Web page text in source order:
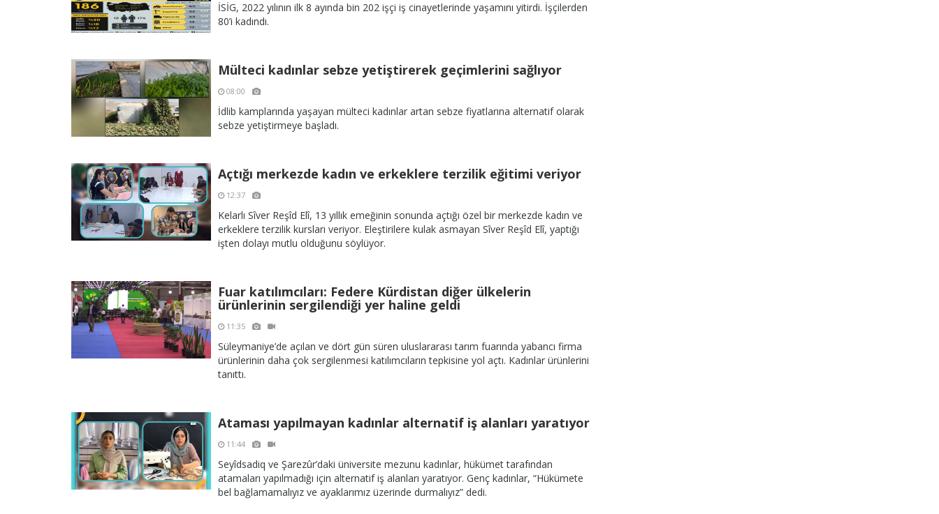
İSİG, 2022 yılının ilk 8 ayında bin 202 işçi iş cinayetlerinde yaşamını yitirdi. İşçilerden
80’i kadındı.
Mülteci kadınlar sebze yetiştirerek geçimlerini sağlıyor
08:00
İdlib kamplarında yaşayan mülteci kadınlar artan sebze fiyatlarına alternatif olarak
sebze yetiştirmeye başladı.
Açtığı merkezde kadın ve erkeklere terzilik eğitimi veriyor
12:37
Kelarlı Sîver Reşîd Elî, 13 yıllık emeğinin sonunda açtığı özel bir merkezde kadın ve
erkeklere terzilik kursları veriyor. Eleştirilere kulak asmayan Sîver Reşîd Elî, yaptığı
işten dolayı mutlu olduğunu söylüyor.
Fuar katılımcıları: Federe Kürdistan diğer ülkelerin
ürünlerinin sergilendiği yer haline geldi
11:35
Süleymaniye’de açılan ve dört gün süren uluslararası tarım fuarında yabancı firma
ürünlerinin daha çok sergilenmesi katılımcıların tepkisine yol açtı. Kadınlar ürünlerini
tanıttı.
Ataması yapılmayan kadınlar alternatif iş alanları yaratıyor
11:44
Seyîdsadiq ve Şarezûr’daki üniversite mezunu kadınlar, hükümet tarafından
atamaları yapılmadığı için alternatif iş alanları yaratıyor. Genç kadınlar, “Hükümete
bel bağlamamalıyız ve ayaklarımız üzerinde durmalıyız” dedi.